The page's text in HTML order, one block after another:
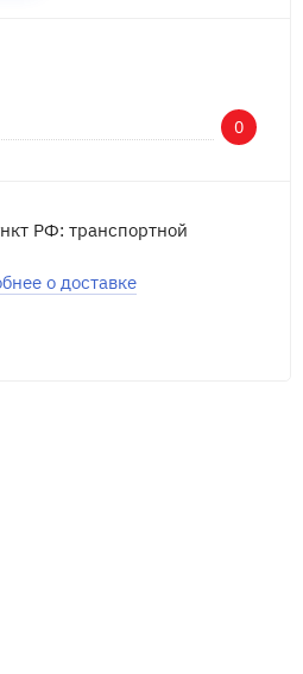
0
РФ: транспортной
о доставке